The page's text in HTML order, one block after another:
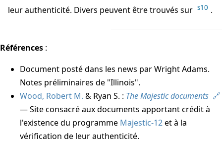
leur authenticité. Divers peuvent être trouvés sur s10 .
Références :
Document posté dans les news par Wright Adams.
Notes préliminaires de "Illinois".
Wood, Robert M. & Ryan S. : The Majestic documents
— Site consacré aux documents apportant crédit à
l'existence du programme Majestic-12et à la
vérification de leur authenticité.